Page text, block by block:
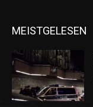
MEISTGELESEN